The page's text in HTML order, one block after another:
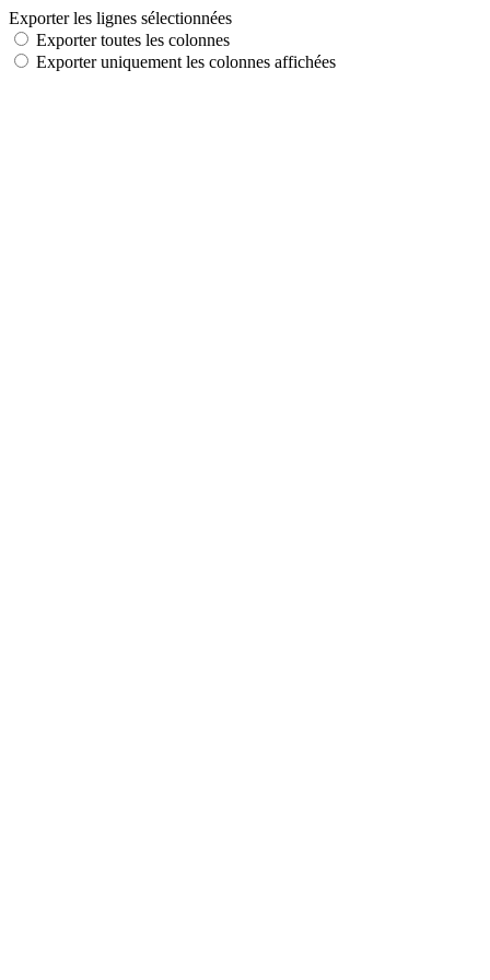
Exporter les lignes sélectionnées
Exporter toutes les colonnes
Exporter uniquement les colonnes affichées